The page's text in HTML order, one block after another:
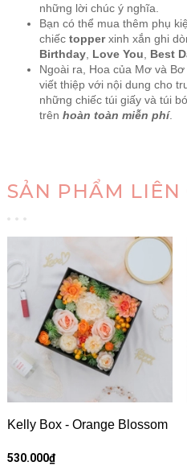
những lời chúc ý nghĩa.
Bạn có thể mua thêm phụ
chiếc topperxinh xắn ghi
Birthday Love You Best
Ngoài ra, Hoa của Mơ và
viết thiệp với nội dung cho
những chiếc túi giấy và túi
trên hoàn toàn miễn phí.
SẢN PHẨM LIÊN
Kelly Box - Orange Blossom
530.000₫